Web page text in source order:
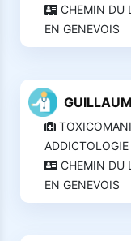
CHEMIN DU
EN GENEVOIS
ADDICTOLOGIE
CHEMIN DU
EN GENEVOIS